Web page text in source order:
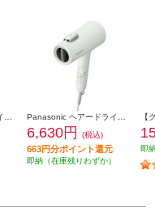
6,630円 (税込)
663円分ポイント還元
即納（在庫残りわずか）
即